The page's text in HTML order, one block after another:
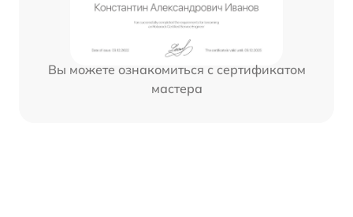
Вы можете ознакомиться с сертификатом
мастера